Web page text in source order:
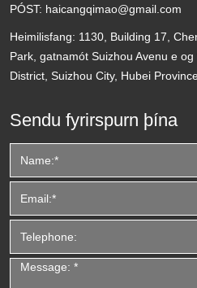
PÓST: haicangqimao@gmail.com
Heimilisfang: 1130, Building 17,
Park, gatnamót Suizhou Avenu e
District, Suizhou City, Hubei
Sendu fyrirspurn þína